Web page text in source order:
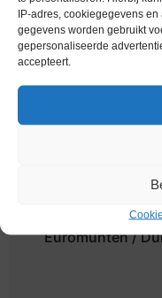
IP-adres, cookiegegevens
gegevens worden gebruikt
gepersonaliseerde
accepteert.
Euromunten /